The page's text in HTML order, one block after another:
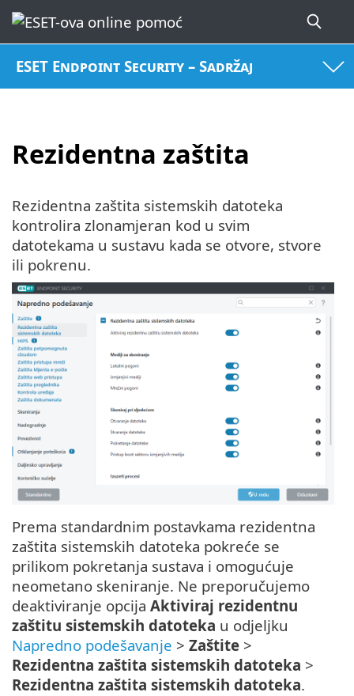
ESET Endpoint Security – Sadržaj
Rezidentna zaštita
Rezidentna zaštita sistemskih datoteka
kontrolira zlonamjeran kod u svim
datotekama u sustavu kada se otvore, stvore
ili pokrenu.
Prema standardnim postavkama rezidentna
zaštita sistemskih datoteka pokreće se
prilikom pokretanja sustava i omogućuje
neometano skeniranje. Ne preporučujemo
deaktiviranje opcija Aktiviraj rezidentnu
zaštitu sistemskih datoteka u odjeljku
Napredno podešavanje > Zaštite >
Rezidentna zaštita sistemskih datoteka >
Rezidentna zaštita sistemskih datoteka.